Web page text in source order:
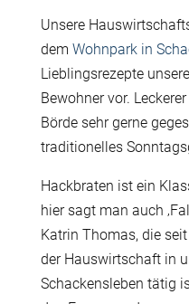
Unsere
dem Wohnpark in
Lieblingsrezepte
Bewohner vor.
Börde sehr gerne
traditionelles
Hackbraten ist ein
hier sagt man auch
Katrin Thomas, die
der Hauswirtschaft in
Schackensleben tätig